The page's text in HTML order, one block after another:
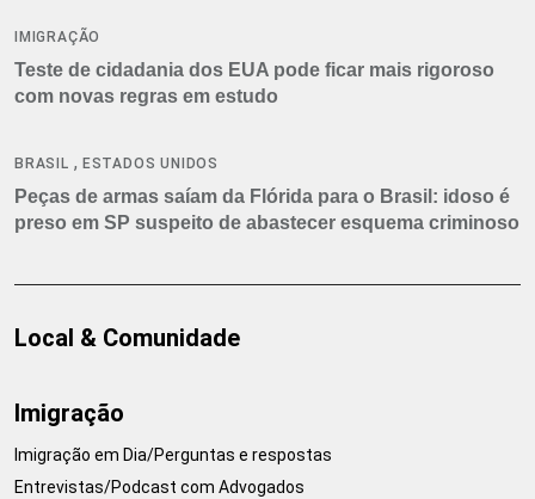
IMIGRAÇÃO
Teste de cidadania dos EUA pode ficar mais rigoroso
com novas regras em estudo
BRASIL , ESTADOS UNIDOS
Peças de armas saíam da Flórida para o Brasil: idoso é
preso em SP suspeito de abastecer esquema criminoso
Local & Comunidade
Imigração
Imigração em Dia/Perguntas e respostas
Entrevistas/Podcast com Advogados